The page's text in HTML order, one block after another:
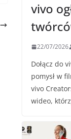
vivo
22/07/2026
Dołącz do
pomysł w
vivo
wideo,